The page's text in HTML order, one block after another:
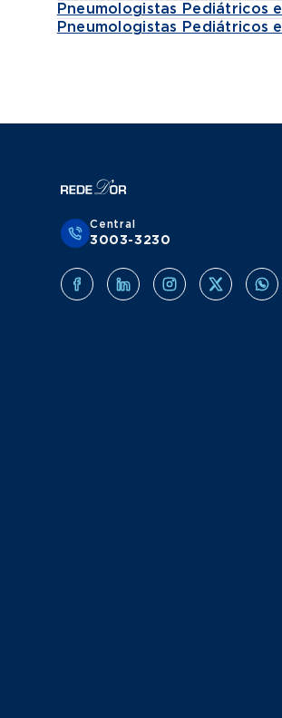
Pneumologistas Pediátricos
Pneumologistas Pediátricos
Central
3003-3230